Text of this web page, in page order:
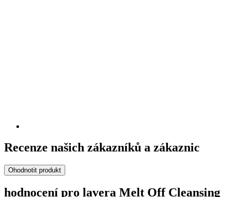
Recenze našich zákazníků a zákaznic
Ohodnotit produkt
hodnocení pro lavera Melt Off Cleansing